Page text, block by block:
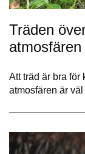
Träden
atmosfären
Att träd är bra för
atmosfären är